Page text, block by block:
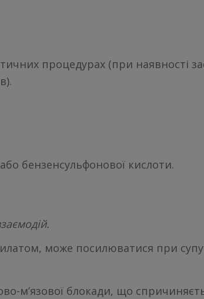
процедурах (при наявності
бензенсульфонової кислоти.
може посилюватися при
м’язової блокади, що